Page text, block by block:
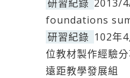
研習紀錄 2013/
foundations
研習紀錄 102年
位教材製作經驗
遠距教學發展組